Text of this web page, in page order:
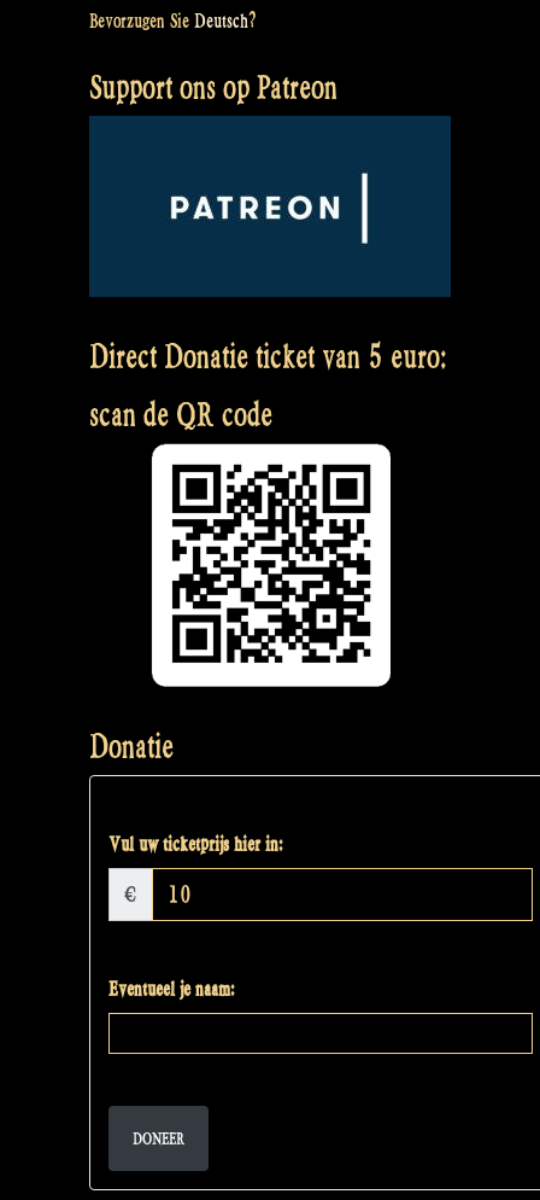
Bevorzugen Sie Deutsch?
Support ons op Patreon
Direct Donatie ticket van 5 euro:
scan de QR code
Donatie
Vul uw ticketprijs hier in:
€
Eventueel je naam:
DONEER